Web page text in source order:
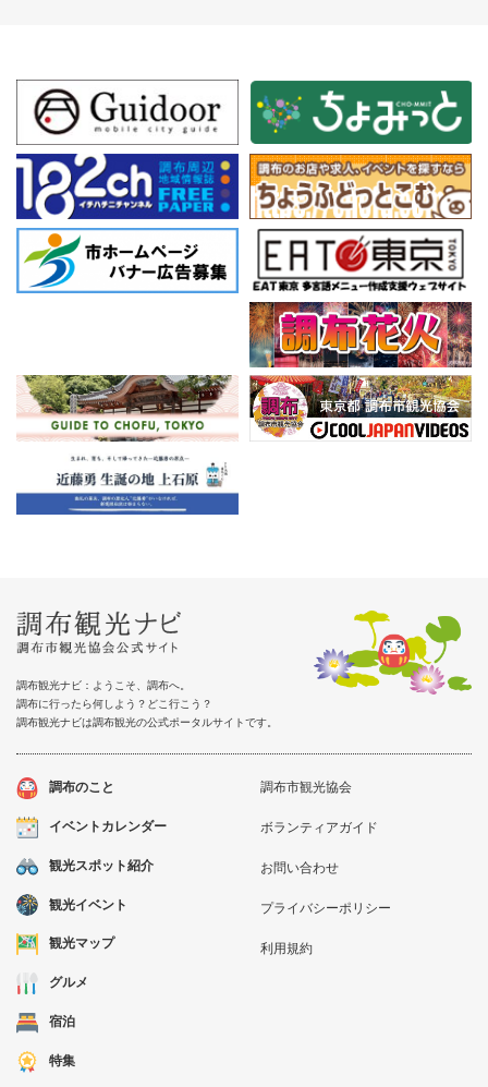
調布観光ナビ：ようこそ、調布へ。
調布に行ったら何しよう？どこ行こう？
調布観光ナビは調布観光の公式ポータルサイトです。
調布のこと
イベントカレンダー
観光スポット紹介
観光イベント
観光マップ
グルメ
宿泊
特集
調布市観光協会
ボランティアガイド
お問い合わせ
プライバシーポリシー
利用規約